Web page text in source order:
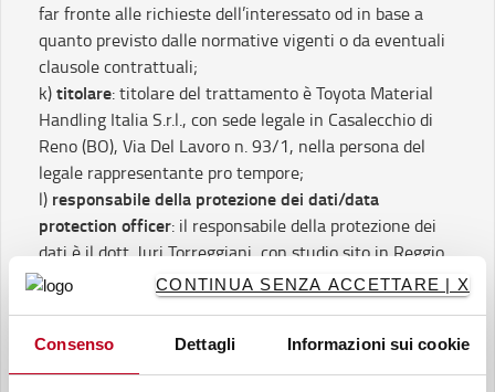
CONTINUA SENZA ACCETTARE | X
Consenso Dettagli Informazioni sui cookie
far fronte alle richieste dell’interessato od in base a
quanto previsto dalle normative vigenti o da eventuali
clausole contrattuali;
k)titolare: titolare del trattamento è Toyota Material
Handling Italia S.r.l., con sede legale in Casalecchio di
Reno (BO), Via Del Lavoro n. 93/1, nella persona del
legale rappresentante pro tempore;
l) responsabile della protezione dei dati/data
protection officer: il responsabile della protezione dei
dati è il dott. Juri Torreggiani, con studio sito in Reggio
Emilia, Via Piccard n. 16/G, tel. 0522/30.11.69, fax
0522/38.79.96: qualunque sua richiesta di chiarimenti
responsabile.